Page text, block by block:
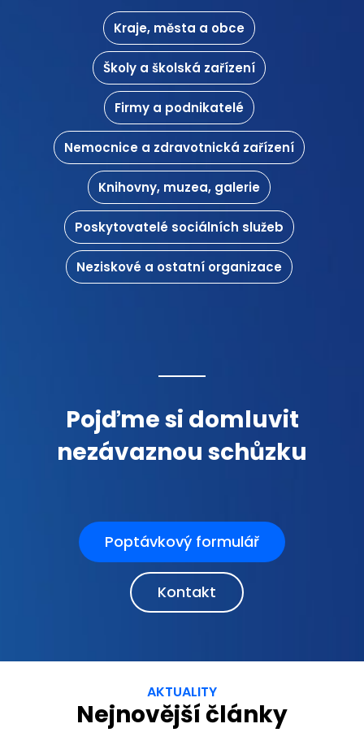
Kraje, města a obce
Školy a školská zařízení
Firmy a podnikatelé
Nemocnice a zdravotnická zařízení
Knihovny, muzea, galerie
Poskytovatelé sociálních služeb
Neziskové a ostatní organizace
Pojďme si domluvit
nezávaznou schůzku
Poptávkový formulář
Kontakt
AKTUALITY
Nejnovější články